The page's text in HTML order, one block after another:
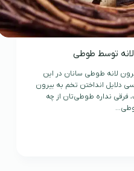
توسط طوطی
لانه طوطی سانان در این
دلایل انداختن تخم به بیرون
فرقی نداره طوطی‌تان از چه